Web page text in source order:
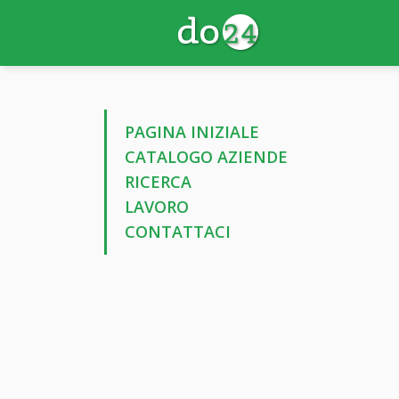
PAGINA INIZIALE
CATALOGO AZIENDE
RICERCA
LAVORO
CONTATTACI